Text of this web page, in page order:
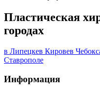
Пластическая
городах
в Липецкев Кировев
Ставрополе
Информация